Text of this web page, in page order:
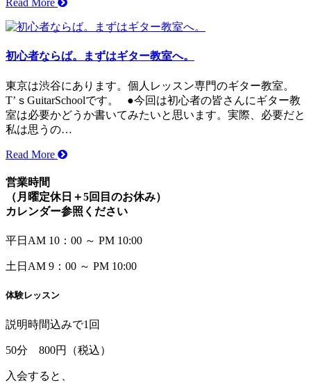
Read More
初心者ならば。まずはギター教室へ。
東京は渋谷にあります。個人レッスン専門のギター教室。
T’ｓGuitarSchoolです。 ●今回は初心者の皆さんにギター教
室は必要かどうか書いてみたいと思います。実際、必要だと
私は思うの…
Read More
営業時間
（月曜定休日＋5回目のお休み）
カレンダー参照ください
平日 AM 10：00 ～ PM 10:00
土日 AM 9：00 ～ PM 10:00
体験レッスン
説明時間込みで1回
50分 800円（税込）
入会すると、